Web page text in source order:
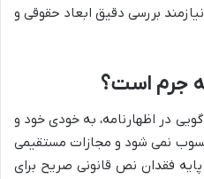
بررسی دقیق ابعاد حقوقی و
جرم است؟
در اظهارنامه، به خودی خود و
نمی شود و مجازات مستقیمی
فقدان نص قانونی صریح برای